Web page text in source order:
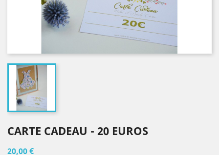
CARTE CADEAU - 20 EUROS
20,00 €